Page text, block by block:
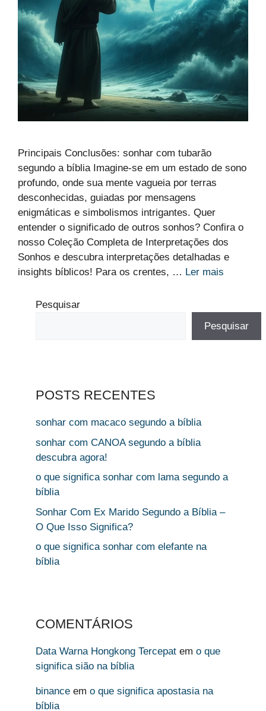
Principais Conclusões: sonhar com tubarão
segundo a bíblia Imagine-se em um estado de sono
profundo, onde sua mente vagueia por terras
desconhecidas, guiadas por mensagens
enigmáticas e simbolismos intrigantes. Quer
entender o significado de outros sonhos? Confira o
nosso Coleção Completa de Interpretações dos
Sonhos e descubra interpretações detalhadas e
insights bíblicos! Para os crentes, … Ler mais
Pesquisar
Pesquisar
POSTS RECENTES
sonhar com macaco segundo a bíblia
sonhar com CANOA segundo a bíblia
descubra agora!
o que significa sonhar com lama segundo a
bíblia
Sonhar Com Ex Marido Segundo a Bíblia –
O Que Isso Significa?
o que significa sonhar com elefante na
bíblia
COMENTÁRIOS
Data Warna Hongkong Tercepat em o que
significa sião na bíblia
binance em o que significa apostasia na
bíblia